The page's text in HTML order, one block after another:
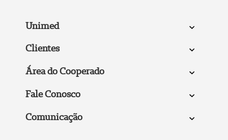
Unimed
Clientes
Área do Cooperado
Fale Conosco
Comunicação